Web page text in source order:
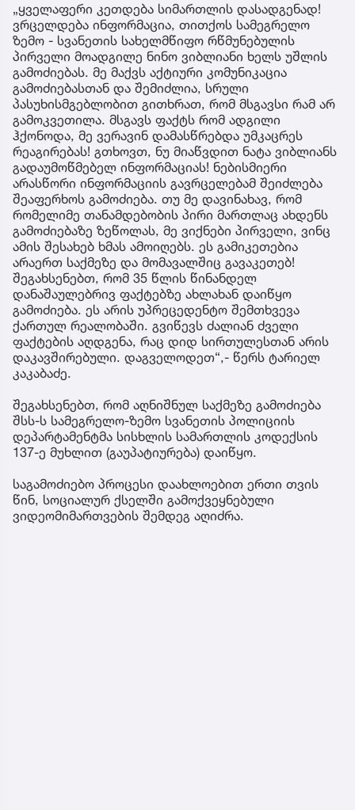
„ყველაფერი კეთდება სიმართლის დასადგენად!
ვრცელდება ინფორმაცია, თითქოს სამეგრელო
ზემო - სვანეთის სახელმწიფო რწმუნებულის
პირველი მოადგილე ნინო ვიბლიანი ხელს უშლის
გამოძიებას. მე მაქვს აქტიური კომუნიკაცია
გამოძიებასთან და შემიძლია, სრული
პასუხისმგებლობით გითხრათ, რომ მსგავსი რამ არ
გამოკვეთილა. მსგავს ფაქტს რომ ადგილი
ჰქონოდა, მე ვერავინ დამასწრებდა უმკაცრეს
რეაგირებას! გთხოვთ, ნუ მიაწვდით ნატა ვიბლიანს
გადაუმოწმებელ ინფორმაციას! ნებისმიერი
არასწორი ინფორმაციის გავრცელებამ შეიძლება
შეაფერხოს გამოძიება. თუ მე დავინახავ, რომ
რომელიმე თანამდებობის პირი მართლაც ახდენს
გამოძიებაზე ზეწოლას, მე ვიქნები პირველი, ვინც
ამის შესახებ ხმას ამოიღებს. ეს გამიკეთებია
არაერთ საქმეზე და მომავალშიც გავაკეთებ!
შეგახსენებთ, რომ 35 წლის წინანდელ
დანაშაულებრივ ფაქტებზე ახლახან დაიწყო
გამოძიება. ეს არის უპრეცედენტო შემთხვევა
ქართულ რეალობაში. გვიწევს ძალიან ძველი
ფაქტების აღდგენა, რაც დიდ სირთულესთან არის
დაკავშირებული. დაგველოდეთ“,- წერს ტარიელ
კაკაბაძე.
შეგახსენებთ, რომ აღნიშნულ საქმეზე გამოძიება
შსს-ს სამეგრელო-ზემო სვანეთის პოლიციის
დეპარტამენტმა სისხლის სამართლის კოდექსის
137-ე მუხლით (გაუპატიურება) დაიწყო.
საგამოძიებო პროცესი დაახლოებით ერთი თვის
წინ, სოციალურ ქსელში გამოქვეყნებული
ვიდეომიმართვების შემდეგ აღიძრა.